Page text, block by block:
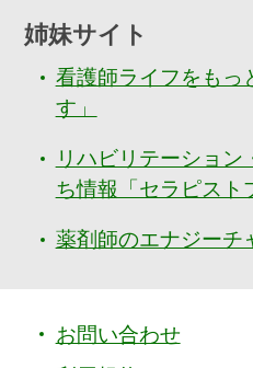
姉妹サイト
看護師ライフをもっ
す」
リハビリテーション
ち情報「セラピスト
薬剤師のエナジーチ
お問い合わせ